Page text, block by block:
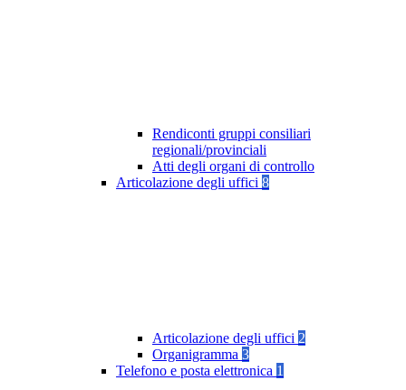
Rendiconti gruppi consiliari
regionali/provinciali
Atti degli organi di controllo
Articolazione degli uffici 8
Articolazione degli uffici 2
Organigramma 3
Telefono e posta elettronica 1